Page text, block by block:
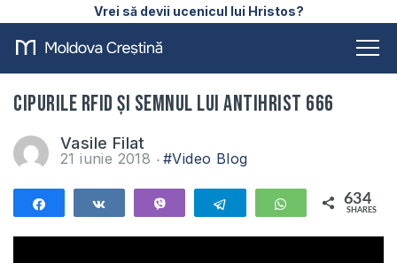
Vrei să devii ucenicul lui Hristos?
Cipurile RFID și semnul lui Antihrist 666
Vasile Filat
21 iunie 2018 #Video Blog
Telegram WhatsApp
634
SHARES